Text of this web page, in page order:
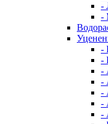
-
-
-
-
-
-
-
-
-